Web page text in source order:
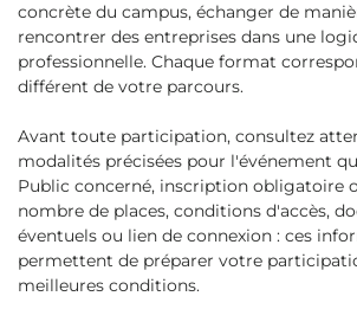
concrète du campus, échanger de
rencontrer des entreprises dans une
professionnelle. Chaque format
différent de votre parcours.
Avant toute participation, consultez
modalités précisées pour l'événement
Public concerné, inscription obligatoire
nombre de places, conditions d'accès,
éventuels ou lien de connexion : ces
permettent de préparer votre
meilleures conditions.